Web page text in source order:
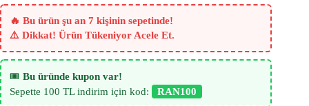
Perde
–
Açik
Gri
–
Beyaz
adet
🔥 Bu ürün şu an 7 kişinin sepetinde!
⚠️ Dikkat! Ürün Tükeniyor Acele Et.
🎟️ Bu üründe kupon var!
Sepette 100 TL indirim için kod:
RAN100